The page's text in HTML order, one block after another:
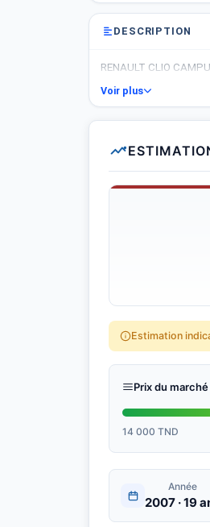
DESCRIPTION
RENAULT CLIO
Voir plus
Estimation
Prix du
14 000 TND
Année
2007 · 19